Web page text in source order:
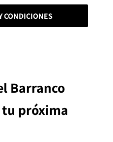
CONDICIONES
Barranco
próxima